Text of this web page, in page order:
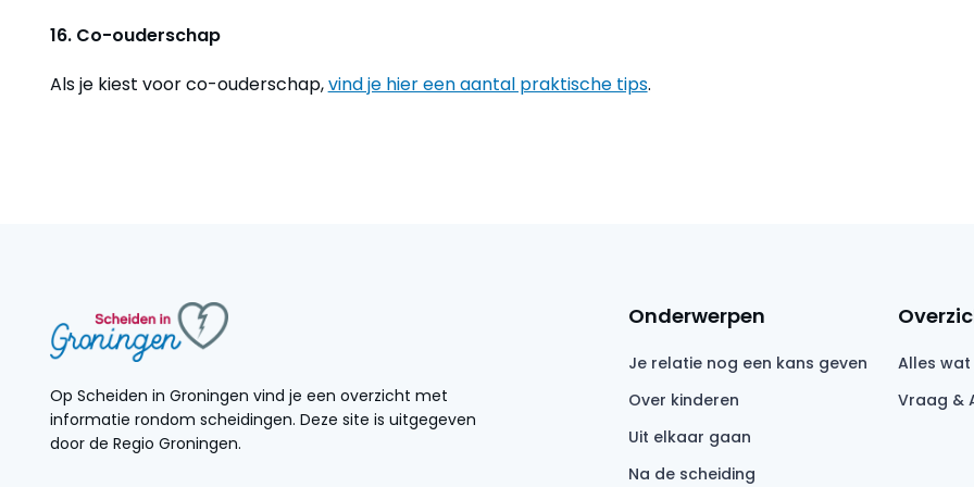
16. Co-ouderschap
Als je kiest voor co-ouderschap,vind je hier een aantal praktische tips.
Op Scheiden in Groningen vind je een overzicht met
informatie rondom scheidingen. Deze site is uitgegeven
door de Regio Groningen.
Onderwerpen
Je relatie nog een kans geven
Over kinderen
Uit elkaar gaan
Na de scheiding
Alles
Vraag &